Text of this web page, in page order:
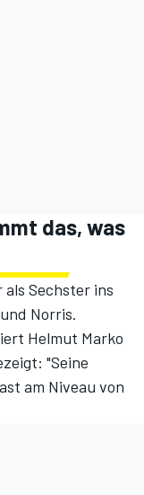
das, was
Sechster ins
Norris.
Helmut Marko
"Seine
am Niveau von